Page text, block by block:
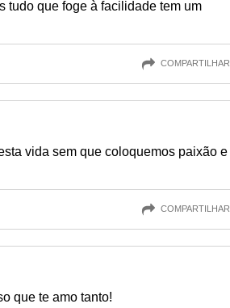
tudo que foge à facilidade tem um
COMPARTILHAR
vida sem que coloquemos paixão e
COMPARTILHAR
que te amo tanto!